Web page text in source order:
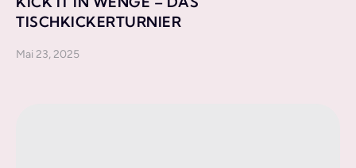
TISCHKICKERTURNIER
Mai 23, 2025